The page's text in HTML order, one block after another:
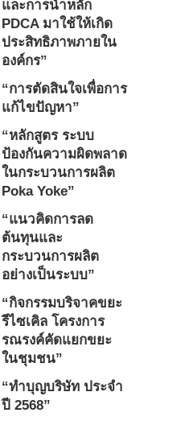
และการนำหลัก
PDCA มาใช้ให้เกิด
ประสิทธิภาพภายใน
องค์กร”
“การตัดสินใจเพื่อการ
แก้ไขปัญหา”
“หลักสูตร ระบบ
ป้องกันความผิดพลาด
ในกระบวนการผลิต
Poka Yoke”
“แนวคิดการลด
ต้นทุนและ
กระบวนการผลิต
อย่างเป็นระบบ”
“กิจกรรมบริจาคขยะ
รีไซเคิล โครงการ
รณรงค์คัดแยกขยะ
ในชุมชน”
“ทำบุญบริษัท ประจำ
ปี 2568”